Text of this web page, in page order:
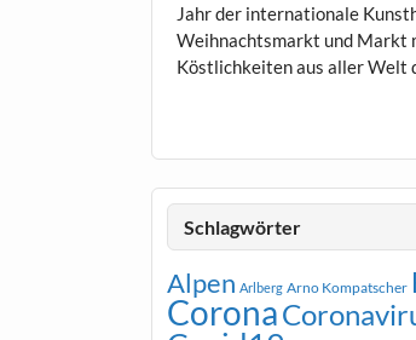
Jahr der internationale
Weihnachtsmarkt und Markt
Köstlichkeiten aus aller Welt
Schlagwörter
Alpen Arlberg Arno Kompatscher
Corona